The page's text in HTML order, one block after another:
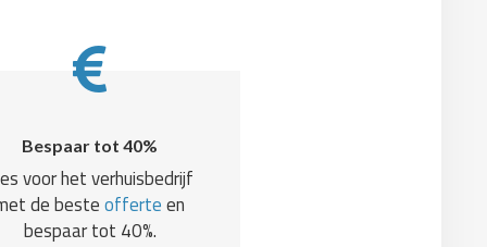
Bespaar tot 40%
voor het verhuisbedrijf
de besteofferteen
bespaar tot 40%.